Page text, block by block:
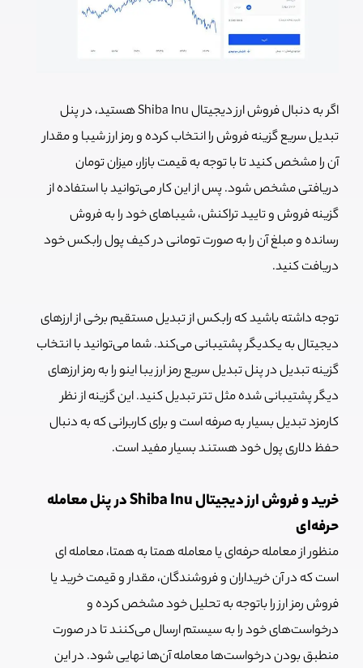
اگر به دنبال فروش ارز دیجیتال Shiba Inu هستید، در پنل
تبدیل سریع گزینه فروش را انتخاب کرده و رمز ارز شیبا و مقدار
آن را مشخص کنید تا با توجه به قیمت بازار، میزان تومان
دریافتی مشخص شود. پس از این کار می‌توانید با استفاده از
گزینه فروش و تایید تراکنش، شیباهای خود را به فروش
رسانده و مبلغ آن را به صورت تومانی در کیف پول رابکس خود
دریافت کنید.
توجه داشته باشید که رابکس از تبدیل مستقیم برخی از ارزهای
دیجیتال به یکدیگر پشتیبانی می‌کند. شما می‌توانید با انتخاب
گزینه تبدیل در پنل تبدیل سریع رمز ارز یبا اینو را به رمز ارزهای
دیگر پشتیبانی شده مثل تتر تبدیل کنید. این گزینه از نظر
کارمزد تبدیل بسیار به صرفه است و برای کاربرانی که به دنبال
حفظ دلاری پول خود هستند بسیار مفید است.
خرید و فروش ارز دیجیتال Shiba Inu در پنل معامله
حرفه‌ای
منظور از معامله حرفه‌ای یا معامله همتا به همتا، معامله ای
است که در آن خریداران و فروشندگان، مقدار و قیمت خرید یا
فروش رمز ارز را باتوجه به تحلیل خود مشخص کرده و
درخواست‌های خود را به سیستم ارسال می‌کنند تا در صورت
منطبق بودن درخواست‌ها معامله آن‌ها نهایی شود. در این